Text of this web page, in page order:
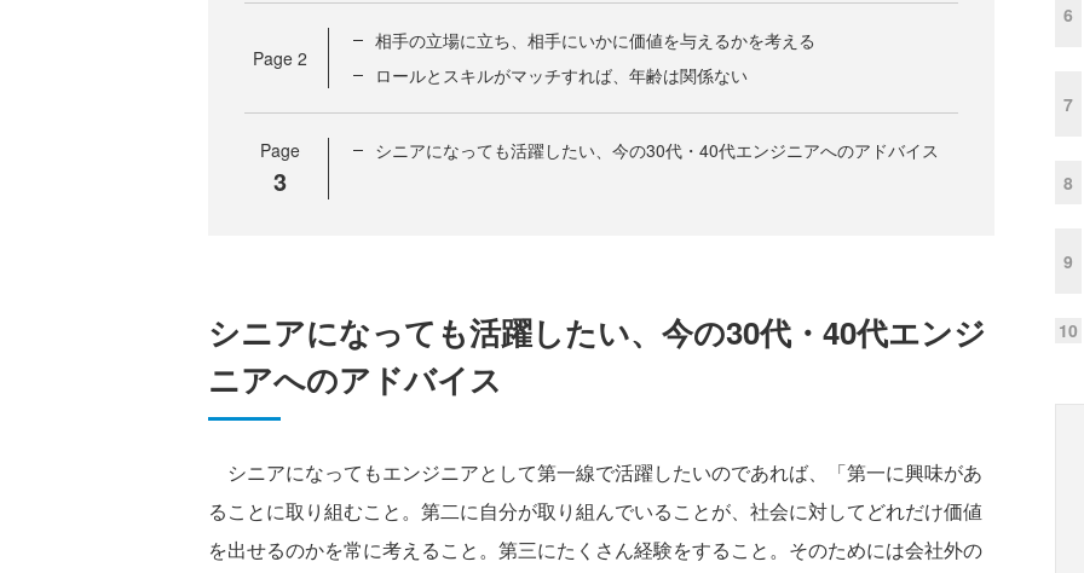
Page 2
相手の立場に立ち、相手にいかに価値を与えるかを考える
ロールとスキルがマッチすれば、年齢は関係ない
Page
3
シニアになっても活躍したい、今の30代・40代エンジニアへのアドバイス
シニアになっても活躍したい、今の30代・40代エンジ
ニアへのアドバイス
シニアになってもエンジニアとして第一線で活躍したいのであれば、「第一に興味があ
ることに取り組むこと。第二に自分が取り組んでいることが、社会に対してどれだけ価値
を出せるのかを常に考えること。第三にたくさん経験をすること。そのためには会社外の
6
7
8
9
10